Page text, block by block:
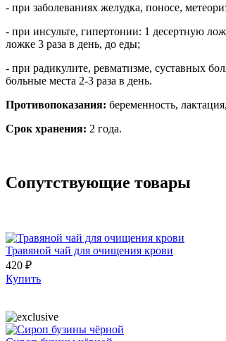
- при заболеваниях желудка, поносе,
- при инсульте, гипертонии: 1 десертную
ложке 3 раза в день, до еды;
- при радикулите, ревматизме, суставных
больные места 2-3 раза в день.
Противопоказания: беременность,
Срок хранения: 2 года.
Сопутствующие товары
Травяной чай для очищения крови
420 ₽
Купить